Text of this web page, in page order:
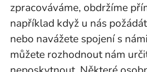
zpracováváme, obdržíme
například když u nás
nebo navážete spojení s
můžete rozhodnout nám